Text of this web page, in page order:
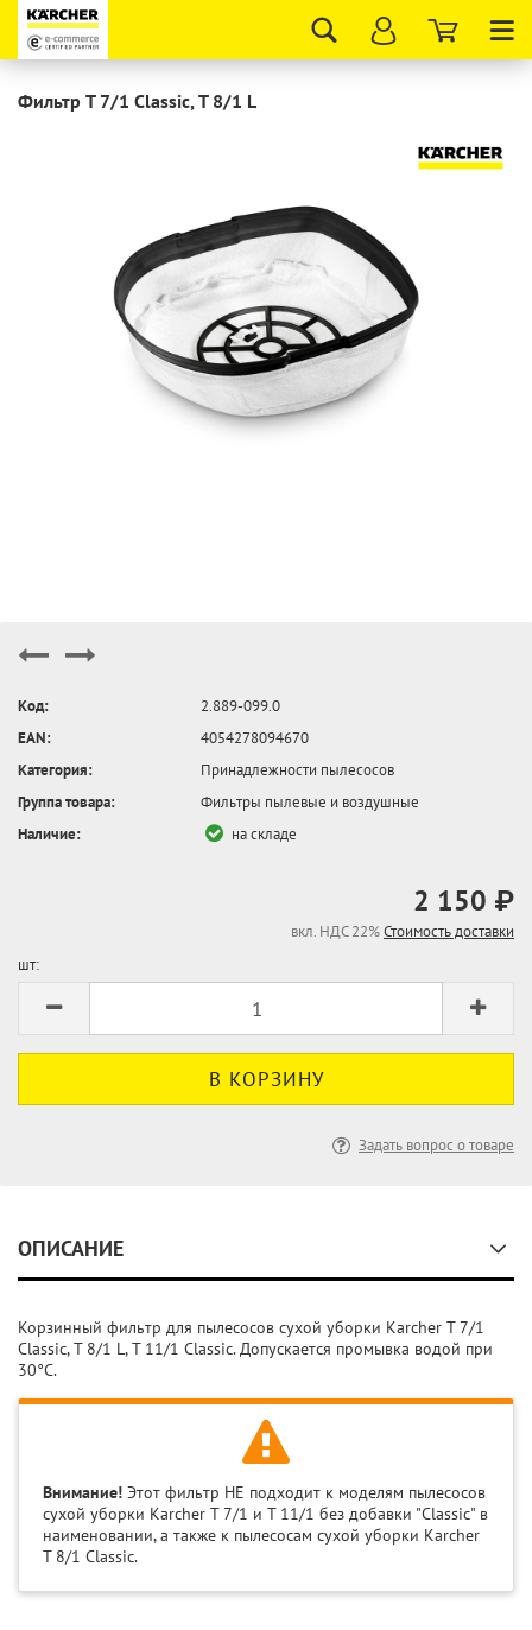
Фильтр T 7/1 Classiс, T 8/1 L
Код:
2.889-099.0
EAN:
4054278094670
Категория:
Принадлежности пылесосов
Группа товара:
Фильтры пылевые и воздушные
Наличие:
на складе
2 150 ₽
вкл. НДС 22%Стоимость доставки
шт:
Задать вопрос о товаре
ОПИСАНИЕ
Корзинный фильтр для пылесосов сухой уборки Karcher T 7/1
Classic, T 8/1 L, T 11/1 Classic. Допускается промывка водой при
30°C.
Внимание! Этот фильтр НЕ подходит к моделям пылесосов
сухой уборки Karcher T 7/1 и T 11/1 без добавки "Classic" в
наименовании, а также к пылесосам сухой уборки Karcher
T 8/1 Classic.